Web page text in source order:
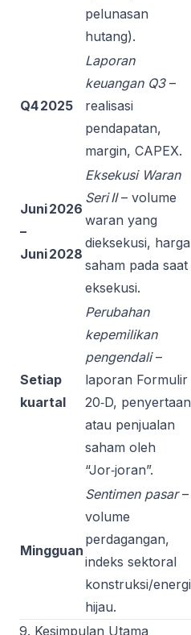
pelunasan
hutang).
Q4 2025
Laporan
keuangan Q3–
realisasi
pendapatan,
margin, CAPEX.
Juni 2026
–
Juni 2028
Eksekusi Waran
Seri II– volume
waran yang
dieksekusi, harga
saham pada saat
eksekusi.
Setiap
kuartal
Perubahan
kepemilikan
pengendali–
laporan Formulir
20‑D, penyertaan
atau penjualan
saham oleh
“Jor‑joran”.
Mingguan
Sentimen pasar–
volume
perdagangan,
indeks sektoral
konstruksi/energi
hijau.
9. Kesimpulan Utama